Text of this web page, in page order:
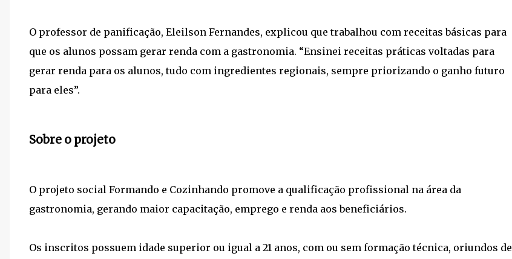
O professor de panificação, Eleilson Fernandes, explicou que trabalhou com receitas básicas para
que os alunos possam gerar renda com a gastronomia. “Ensinei receitas práticas voltadas para
gerar renda para os alunos, tudo com ingredientes regionais, sempre priorizando o ganho futuro
para eles”.
Sobre o projeto
O projeto social Formando e Cozinhando promove a qualificação profissional na área da
gastronomia, gerando maior capacitação, emprego e renda aos beneficiários.
Os inscritos possuem idade superior ou igual a 21 anos, com ou sem formação técnica, oriundos de